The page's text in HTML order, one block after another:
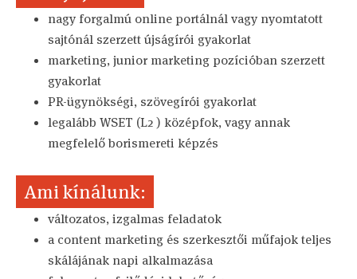
nagy forgalmú online portálnál vagy nyomtatott
sajtónál szerzett újságírói gyakorlat
marketing, junior marketing pozícióban szerzett
gyakorlat
PR-ügynökségi, szövegírói gyakorlat
legalább WSET (L2 ) középfok, vagy annak
megfelelő borismereti képzés
Ami kínálunk:
változatos, izgalmas feladatok
a content marketing és szerkesztői műfajok teljes
skálájának napi alkalmazása